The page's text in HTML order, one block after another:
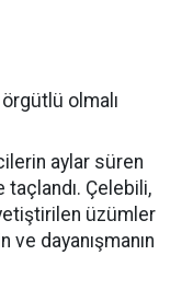
olmalı
aylar süren
taçlandı. Çelebili,
üzümler
ve dayanışmanın